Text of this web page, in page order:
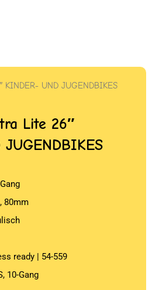
KINDER- UND JUGENDBIKES
Lite 26″
80mm
ready | 54-559
10-Gang